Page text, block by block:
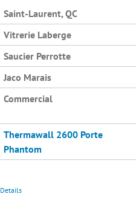
Saint-Laurent, QC
Vitrerie Laberge
Saucier Perrotte
Jaco Marais
Commercial
Thermawall 2600 Porte
Phantom
Details